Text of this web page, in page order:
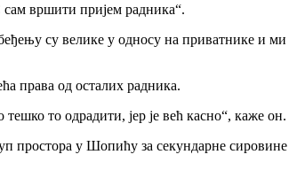
вршити приjем радника“.
су велике у односу на приватнике и ми
права од осталих радника.
то одрадити, jер jе већ касно“, каже он.
простора у Шопићу за секундарне сировине